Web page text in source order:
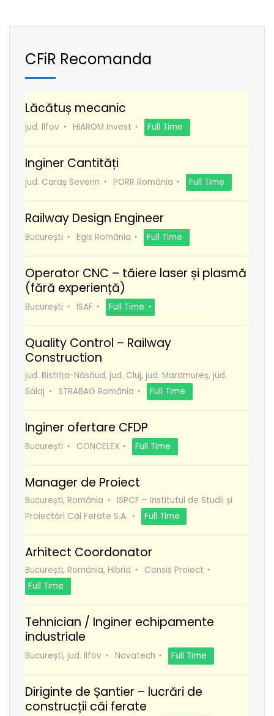
CFiR Recomanda
Lăcătuș mecanic
jud. Ilfov HIAROM Invest Full Time
Inginer Cantități
jud. Caraș Severin PORR România Full Time
Railway Design Engineer
București Egis România Full Time
Operator CNC – tăiere laser și plasmă
(fără experiență)
București ISAF Full Time Recomanda
Quality Control – Railway
Construction
jud. Bistrița-Năsăud, jud. Cluj, jud. Maramureș, jud.
Sălaj
STRABAG România Full Time
Inginer ofertare CFDP
București CONCELEX Full Time
Manager de Proiect
București, România
ISPCF – Institutul de Studii și
Proiectări Căi Ferate S.A.
Full Time
Arhitect Coordonator
București, România, Hibrid
Consis Proiect
Full Time
Tehnician / Inginer echipamente
industriale
București, jud. Ilfov Novatech Full Time
Diriginte de Șantier – lucrări de
construcții căi ferate